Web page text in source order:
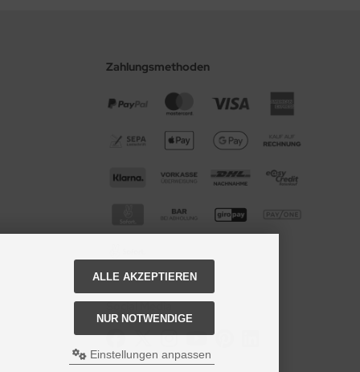
Zahlungsmethoden
Social Media
ALLE AKZEPTIEREN
NUR NOTWENDIGE
Einstellungen anpassen